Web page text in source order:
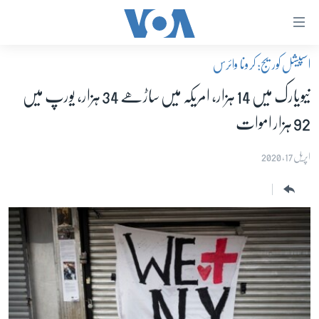
لنکس
مرکزی
جائیں
نیویگیشن
جائیں
تلاش
جائیں
صفحہ اول
پاکستان
معیشت
امریکہ
اسرائیل حماس جنگ
یوکرین جنگ
کھیل
خواتین
اسپیشل کوریج: کرونا وائرس
نیویارک میں 14 ہزار، امریکہ میں ساڑھے 34 ہزار، یورپ میں
92 ہزار اموات
اپریل 17, 2020